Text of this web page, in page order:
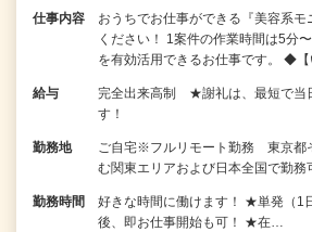
仕事内容
おうちでお仕事ができる『美容系モ
ください！ 1案件の作業時間は5分
を有効活用できるお仕事です。 ◆
給与
完全出来高制 ★謝礼は、最短で当
す！
勤務地
ご自宅※フルリモート勤務 東京都
む関東エリアおよび日本全国で勤務
勤務時間
好きな時間に働けます！ ★単発（1
後、即お仕事開始も可！ ★在…